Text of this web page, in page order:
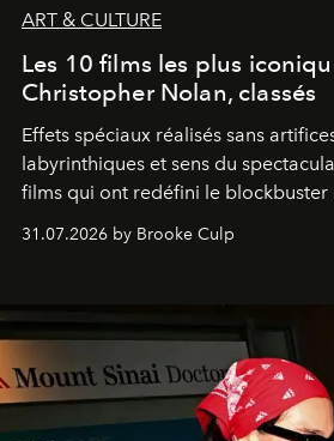
ART & CULTURE
Les 10 films les plus
Christopher Nolan, classés
Effets spéciaux réalisés sans
labyrinthiques et sens du
films qui ont redéfini le blockbuster
31.07.2026 by Brooke Culp